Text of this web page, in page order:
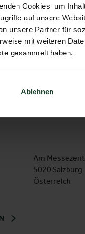
Cookies, um
auf unsere
unsere Partner für
mit weiteren
gesammelt haben.
Ablehnen
Am
5020 Salzburg
Österreich